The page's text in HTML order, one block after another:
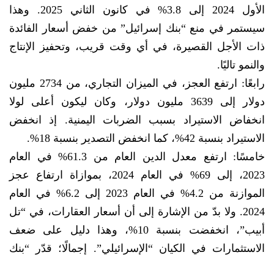
الأول 2024 إلى 3.8% في كانون الثاني 2025. وهذا
سيستمر في منع “بنك إسرائيل” من خفض أسعار الفائدة
ذات الأجل القصيرة، في أي وقت قريب، وتحفيز الإنتاج
والنمو تاليًا.
رابعًا: ارتفع العجز، في الميزان التجاري، من 2734 مليون
دولار إلى 3639 مليون دولار، وكان ليكون أعلى لولا
انخفاض الاستيراد بسبب الضربات اليمنية. إذ انخفض
الاستيراد بنسبة 42%، كما انخفض التصدير بنسبة 18%.
خامسًا: ارتفع معدل الدين العام من 61.3% في العام
2023، إلى 69% في العام 2024، بموازاة ارتفاع عجز
الموازنة من 4.2% في العام 2023 إلى 6.2% في العام
2024. ولا بدّ من الإشارة إلى أن أسعار العقارات، في “تل
أبيب”، انخفضت بنسبة 10%، وهذا دليل على ضعف
الاستثمارات في الكيان “الإسرائيلي”. إجمالًا؛ قدّر “بنك